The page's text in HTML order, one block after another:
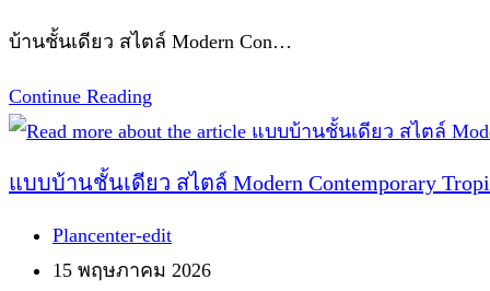
41
บ้านชั้นเดียว สไตล์ Modern Con…
Continue Reading
บ้าน
เดียว
สไตล์
Modern
แบบบ้านชั้นเดียว สไตล์ Modern Contemporary
Post
author:
Plancenter-edit
Post
15 พฤษภาคม 2026